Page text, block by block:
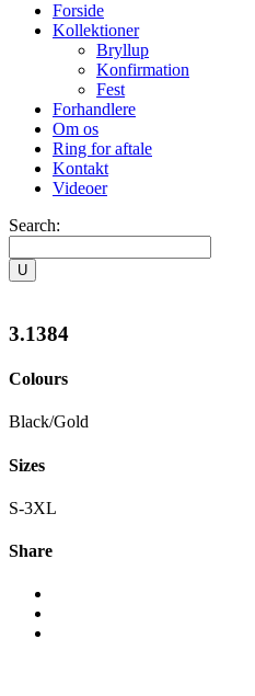
Forside
Kollektioner
Bryllup
Konfirmation
Fest
Forhandlere
Om os
Ring for aftale
Kontakt
Videoer
Search:
3.1384
Colours
Black/Gold
Sizes
S-3XL
Share